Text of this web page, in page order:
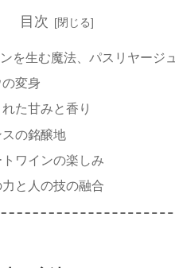
目次
を生む魔法、パスリヤージュ
変身
た甘みと香り
の銘醸地
ワインの楽しみ
と人の技の融合